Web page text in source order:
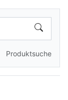
Produktsuche